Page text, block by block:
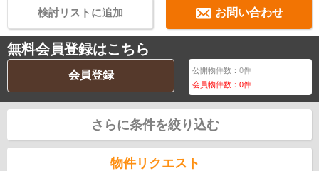
お問い合わせ
検討リストに追加
無料会員登録はこちら
会員登録 公開物件数：0件
会員物件数：0件
さらに条件を絞り込む
物件リクエスト